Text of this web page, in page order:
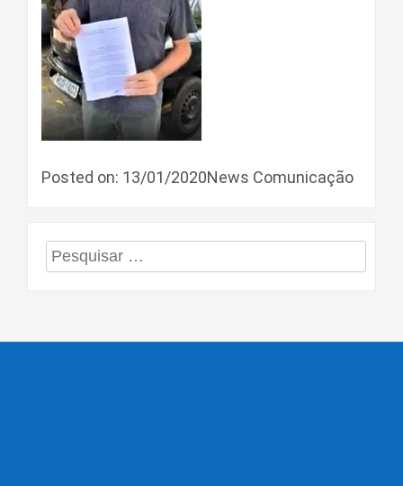
Posted on: 13/01/2020News Comunicação
Pesquisar
por: